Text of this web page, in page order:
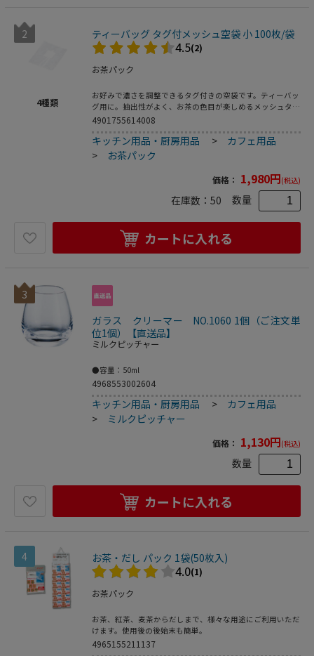
2
4種類
ティーバッグ タグ付メッシュ空袋 小 100枚/袋
4.5(2)
お茶パック
お好みで濃さを調整できるタグ付きの空袋です。ティーバッ
グ用に。抽出性がよく、お茶の色目が楽しめるメッシュタイ
プ。ヒートシーラー対応です。 ●容量目安：2～3．5g ●入
4901755614008
キッチン用品・厨房用品 > カフェ用品
> お茶パック
価格： 1,980円(税込)
在庫数： 50 数量
カートに入れる
3
ガラス クリーマー NO.1060 1個（ご注文単
位1個）【直送品】
ミルクピッチャー
●容量：50ml
4968553002604
キッチン用品・厨房用品 > カフェ用品
> ミルクピッチャー
価格： 1,130円(税込)
数量
カートに入れる
4 お茶・だし パック 1袋(50枚入)
4.0(1)
お茶パック
お茶、紅茶、麦茶からだしまで、様々な用途にご利用いただ
けます。使用後の後始末も簡単。
4965155211137